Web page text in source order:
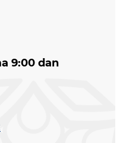
9:00 dan